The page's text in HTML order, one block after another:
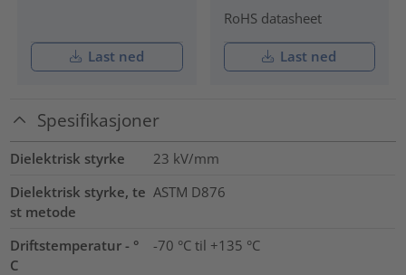
Last ned
RoHS datasheet
Last ned
Spesifikasjoner
Dielektrisk styrke 23 kV/mm
Dielektrisk styrke, te
st metode
ASTM D876
Driftstemperatur - °
C
-70 °C til +135 °C